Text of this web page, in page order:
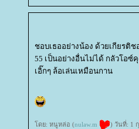
ชอบเธออย่างน้อง ด้วยเกียรติช
55 เป็นอย่างอื่นไม่ได้ กลัวโอซ์
เอิ๊กๆ ล้อเล่นเหมือนกาน
ดย: หนูหล่อ (nulaw.m ) วันที่: 1